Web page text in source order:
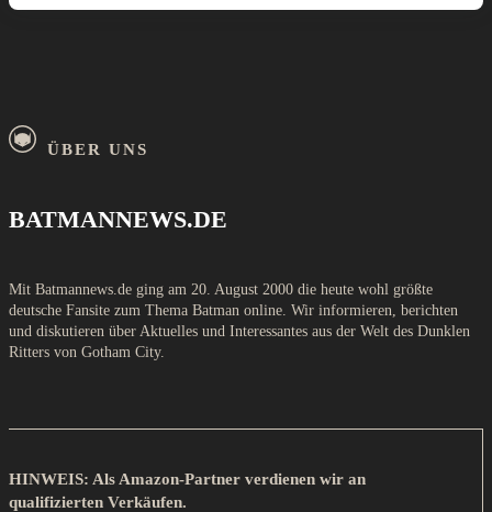
ÜBER UNS
BATMANNEWS.DE
Mit Batmannews.de ging am 20. August 2000 die heute wohl größte
deutsche Fansite zum Thema Batman online. Wir informieren, berichten
und diskutieren über Aktuelles und Interessantes aus der Welt des Dunklen
Ritters von Gotham City.
HINWEIS: Als Amazon-Partner verdienen wir an
qualifizierten Verkäufen.